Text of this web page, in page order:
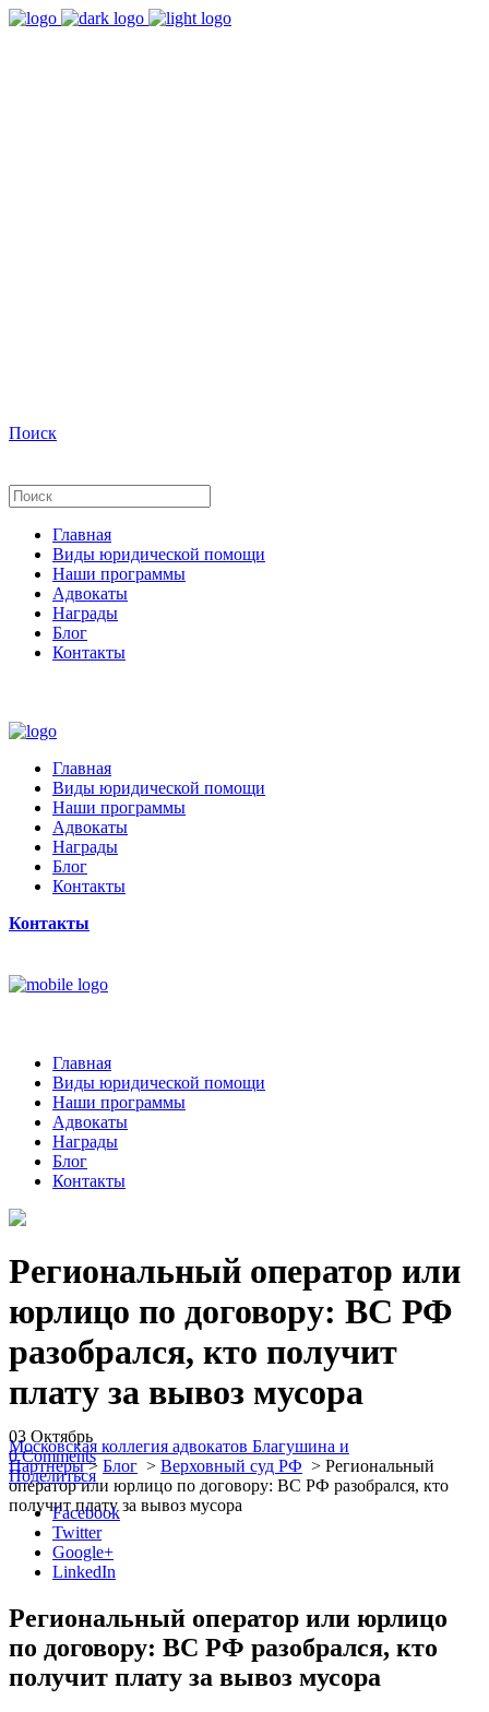
Поиск
Главная
Виды юридической помощи
Наши программы
Адвокаты
Награды
Блог
Контакты
Главная
Виды юридической помощи
Наши программы
Адвокаты
Награды
Блог
Контакты
Контакты
Главная
Виды юридической помощи
Наши программы
Адвокаты
Награды
Блог
Контакты
Региональный оператор или
юрлицо по договору: ВС РФ
разобрался, кто получит
плату за вывоз мусора
Московская коллегия адвокатов Благушина и
Партнеры> Блог > Верховный суд РФ > Региональный
оператор или юрлицо по договору: ВС РФ разобрался, кто
получит плату за вывоз мусора
03 Октябрь
0 Comments
Поделиться
Facebook
Twitter
Google+
LinkedIn
Региональный оператор или юрлицо
по договору: ВС РФ разобрался, кто
получит плату за вывоз мусора